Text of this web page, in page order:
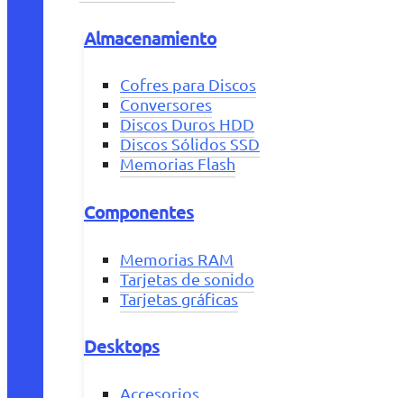
Almacenamiento
Cofres para Discos
Conversores
Discos Duros HDD
Discos Sólidos SSD
Memorias Flash
Componentes
Memorias RAM
Tarjetas de sonido
Tarjetas gráficas
Desktops
Accesorios